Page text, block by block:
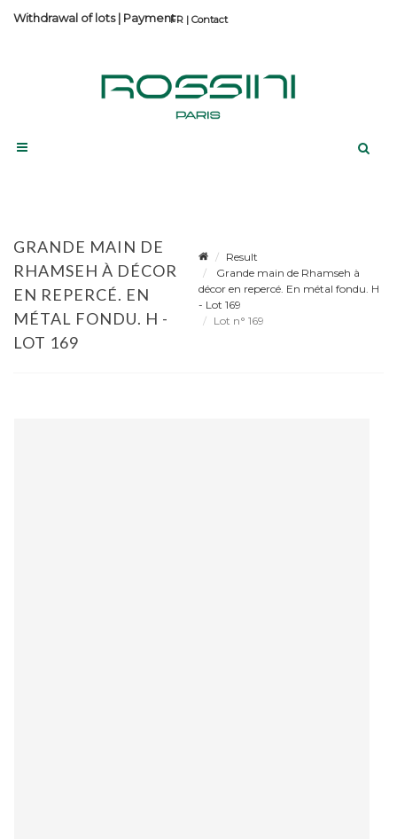
Contact
Withdrawal of lots| Payment
GRANDE MAIN DE
RHAMSEH À DÉCOR
EN REPERCÉ. EN
MÉTAL FONDU. H -
LOT 169
Result
Grande main de Rhamseh à
décor en repercé. En métal fondu. H
- Lot 169
Lot n° 169